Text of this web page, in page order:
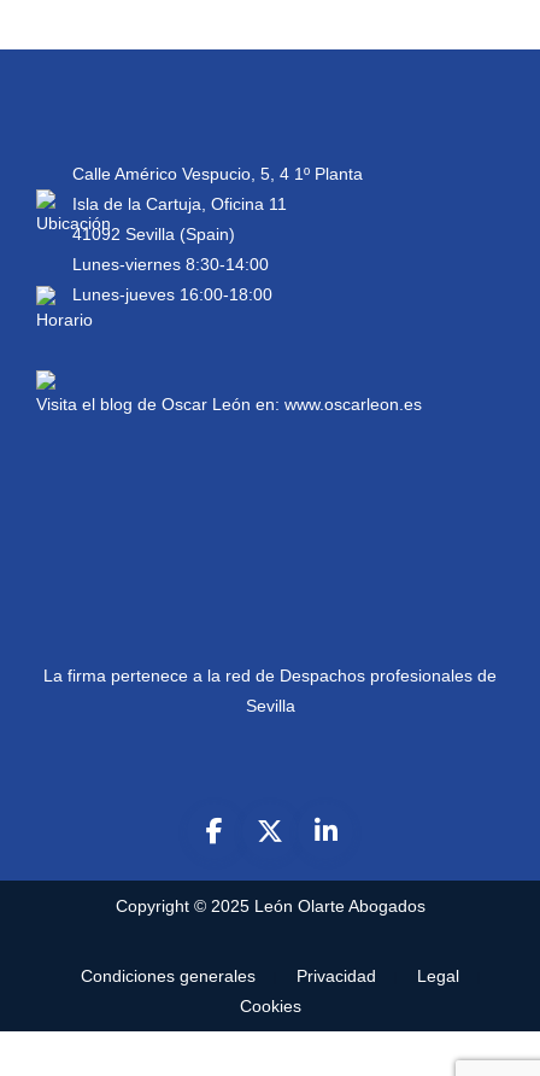
Calle Américo Vespucio, 5, 4 1º Planta
Isla de la Cartuja, Oficina 11
41092 Sevilla (Spain)
Lunes-viernes 8:30-14:00
Lunes-jueves 16:00-18:00
Visita el blog de Oscar León en: www.oscarleon.es
La firma pertenece a la red de Despachos profesionales de
Sevilla
Copyright © 2025 León Olarte Abogados
Condiciones generales Privacidad
Legal
Cookies